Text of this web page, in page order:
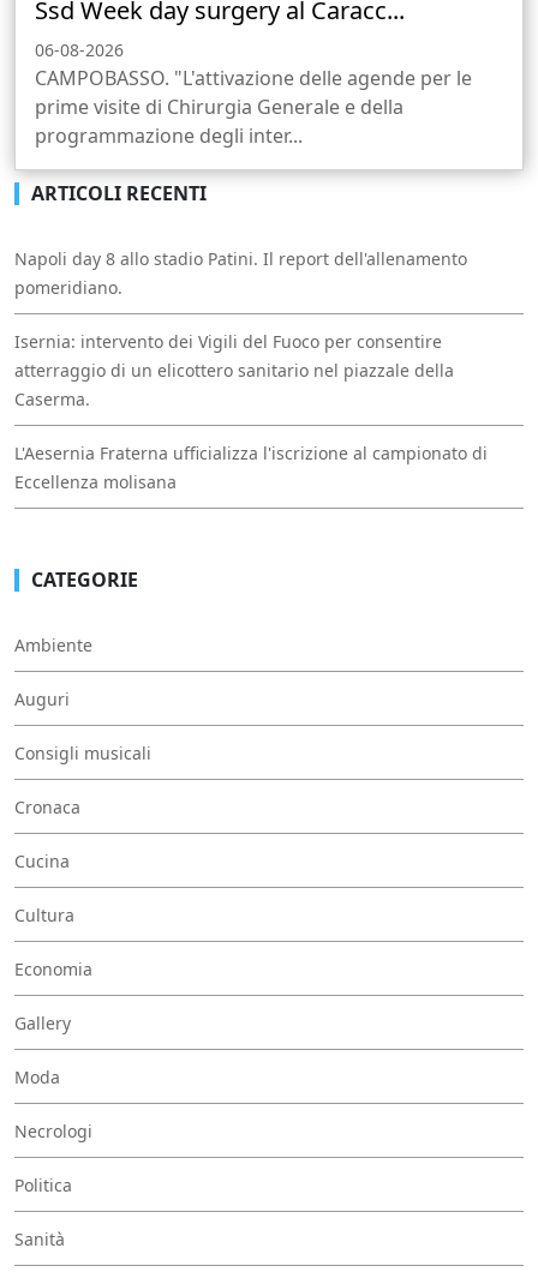
Ssd Week day surgery al Caracc...
06-08-2026
CAMPOBASSO. "L'attivazione delle agende per le
prime visite di Chirurgia Generale e della
programmazione degli inter...
ARTICOLI RECENTI
Napoli day 8 allo stadio Patini. Il report dell'allenamento
pomeridiano.
Isernia: intervento dei Vigili del Fuoco per consentire
atterraggio di un elicottero sanitario nel piazzale della
Caserma.
L'Aesernia Fraterna ufficializza l'iscrizione al campionato di
Eccellenza molisana
CATEGORIE
Ambiente
Auguri
Consigli musicali
Cronaca
Cucina
Cultura
Economia
Gallery
Moda
Necrologi
Politica
Sanità